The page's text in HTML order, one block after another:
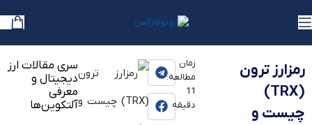
یوتوفارکس
رمزارز ترون
(TRX)
چیست و
زمان
مطالعه:
11
دقیقه
سری مقالات ارز
دیجیتال و
معرفی
آلتکوین‌ها